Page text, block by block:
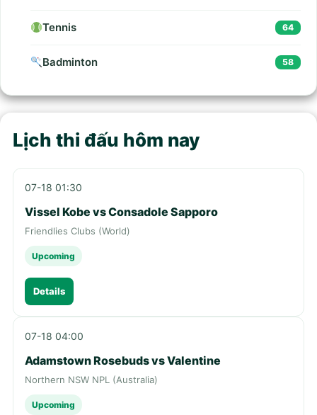
Tennis 64
Badminton 58
Lịch thi đấu hôm nay
07-18 01:30
Vissel Kobe vs Consadole Sapporo
Friendlies Clubs (World)
Upcoming
Details
07-18 04:00
Adamstown Rosebuds vs Valentine
Northern NSW NPL (Australia)
Upcoming